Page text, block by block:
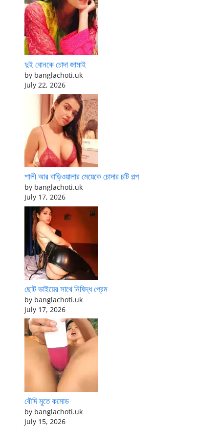
দুই বোনকে চোদা জামাই
by banglachoti.uk
July 22, 2026
শালী আর বাড়িওয়ালার মেয়েকে চোদার চটি গল্প
by banglachoti.uk
July 17, 2026
ছোট ভাইয়ের সাথে নিষিদ্ধ প্রেম
by banglachoti.uk
July 17, 2026
বৌদি মুতে কমোড
by banglachoti.uk
July 15, 2026